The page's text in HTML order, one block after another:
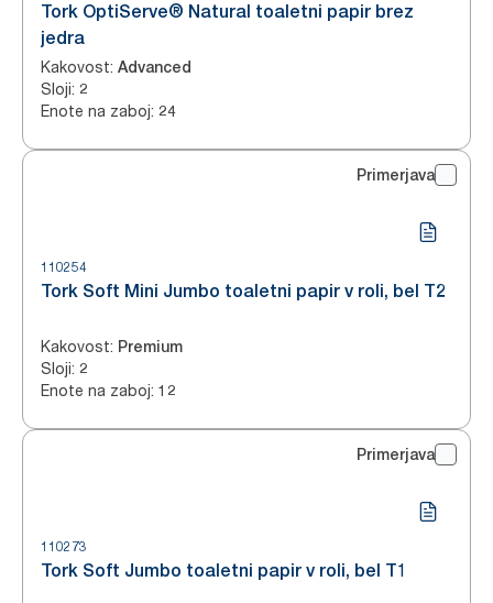
Tork OptiServe® Natural toaletni papir brez
jedra
Kakovost: Advanced
Sloji: 2
Enote na zaboj: 24
Primerjava
110254
Tork Soft Mini Jumbo toaletni papir v roli, bel T2
Kakovost: Premium
Sloji: 2
Enote na zaboj: 12
Primerjava
110273
Tork Soft Jumbo toaletni papir v roli, bel T1